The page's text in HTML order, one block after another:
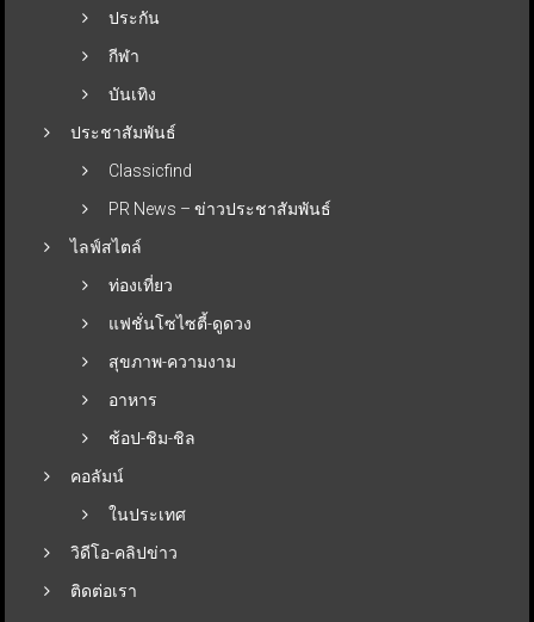
ประกัน
กีฬา
บันเทิง
ประชาสัมพันธ์
Classicfind
PR News – ข่าวประชาสัมพันธ์
ไลฟ์สไตล์
ท่องเที่ยว
แฟชั่นโซไซตี้-ดูดวง
สุขภาพ-ความงาม
อาหาร
ช้อป-ชิม-ชิล
คอลัมน์
ในประเทศ
วิดีโอ-คลิปข่าว
ติดต่อเรา